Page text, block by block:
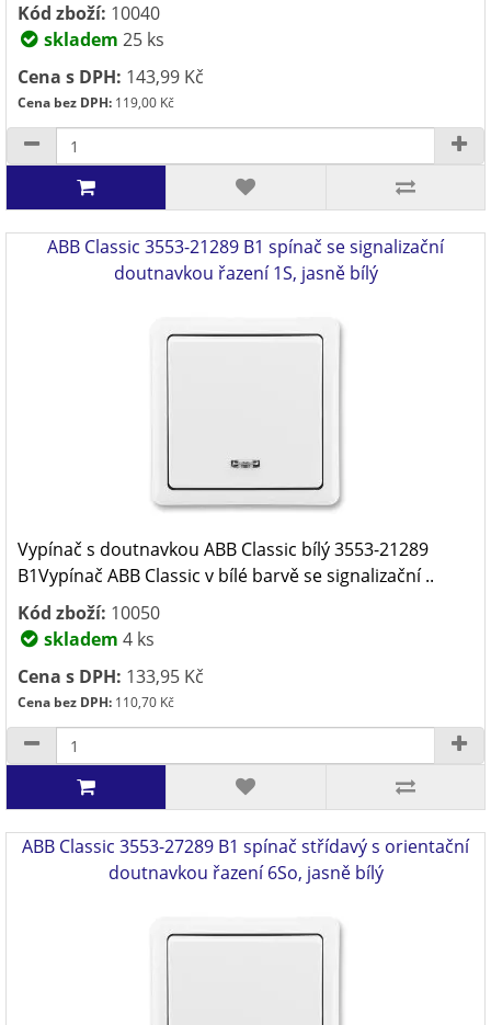
Kód zboží: 10040
skladem 25 ks
Cena s DPH: 143,99 Kč
Cena bez DPH: 119,00 Kč
ABB Classic 3553-21289 B1 spínač se signalizační
doutnavkou řazení 1S, jasně bílý
Vypínač s doutnavkou ABB Classic bílý 3553-21289
B1Vypínač ABB Classic v bílé barvě se signalizační ..
Kód zboží: 10050
skladem 4 ks
Cena s DPH: 133,95 Kč
Cena bez DPH: 110,70 Kč
ABB Classic 3553-27289 B1 spínač střídavý s orientační
doutnavkou řazení 6So, jasně bílý